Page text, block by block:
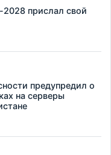
прислал свой
предупредил о
на серверы